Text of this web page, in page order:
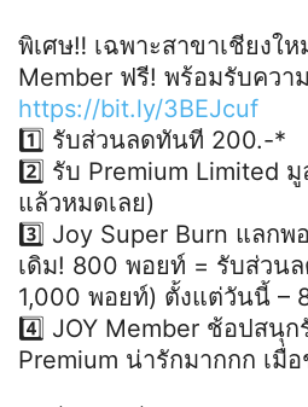
พิเศษ‼️ เฉพาะสาขาเชียงใ
Member ฟรี! พร้อมรับคว
https://bit.ly/3BEJcuf
1️⃣ รับส่วนลดทันที 200.-*
2️⃣ รับ Premium Limited
แล้วหมดเลย)
3️⃣ Joy Super Burn แลก
เดิม! 800 พอยท์ = รับส่วน
1,000 พอยท์) ตั้งแต่วันนี้ –
4️⃣ JOY Member ช้อปสนุ
Premium น่ารักมากกก เมื่